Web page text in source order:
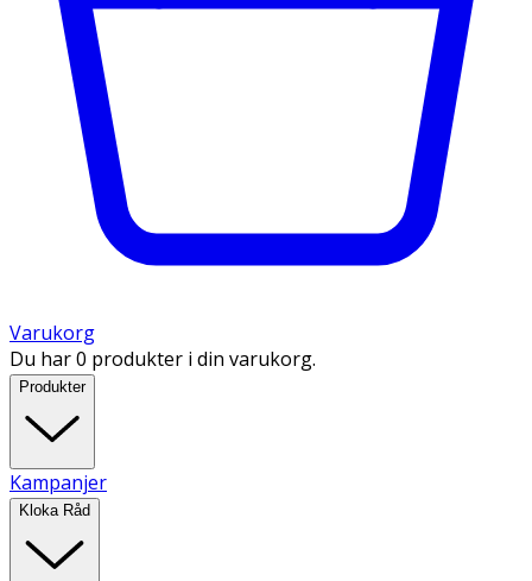
Varukorg
Du har 0 produkter i din varukorg.
Produkter
Kampanjer
Kloka Råd